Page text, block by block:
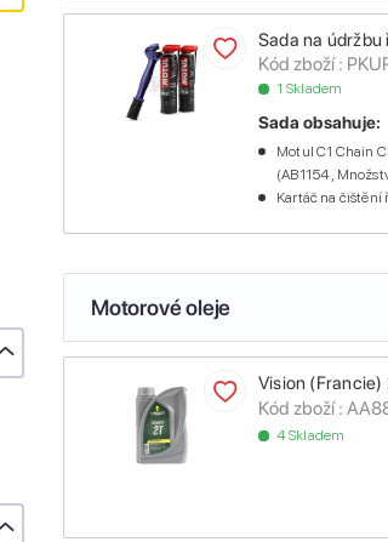
Sada na údržbu
Kód zboží :
1 Skladem
Sada obsahuje:
Motul C1 Chain
(AB1154 ,
Kartáč na čištění
Motorové oleje
Vision
Kód zboží :
4 Skladem